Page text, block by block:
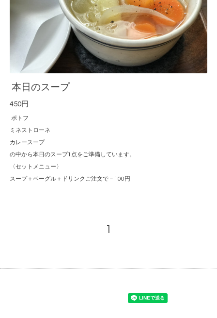
本日のスープ
450円
ポトフ
ミネストローネ
カレースープ
の中から本日のスープ1点をご準備しています。
〈セットメニュー〉
スープ＋ベーグル＋ドリンクご注文で－100円
1